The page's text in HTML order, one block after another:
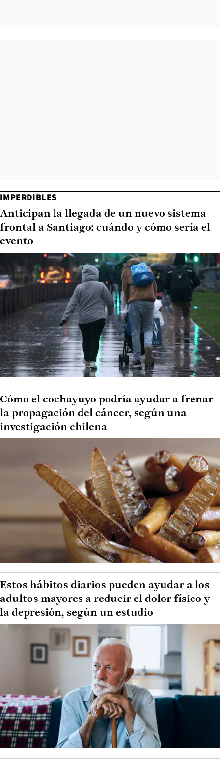
IMPERDIBLES
Anticipan la llegada de un nuevo sistema
frontal a Santiago: cuándo y cómo sería el
evento
Cómo el cochayuyo podría ayudar a frenar
la propagación del cáncer, según una
investigación chilena
Estos hábitos diarios pueden ayudar a los
adultos mayores a reducir el dolor físico y
la depresión, según un estudio